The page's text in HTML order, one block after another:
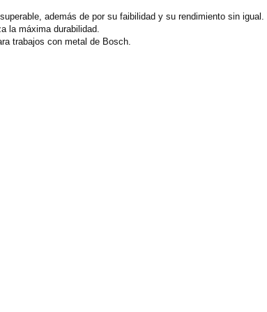
además de por su faibilidad y su rendimiento sin
la máxima durabilidad.
trabajos con metal de Bosch.